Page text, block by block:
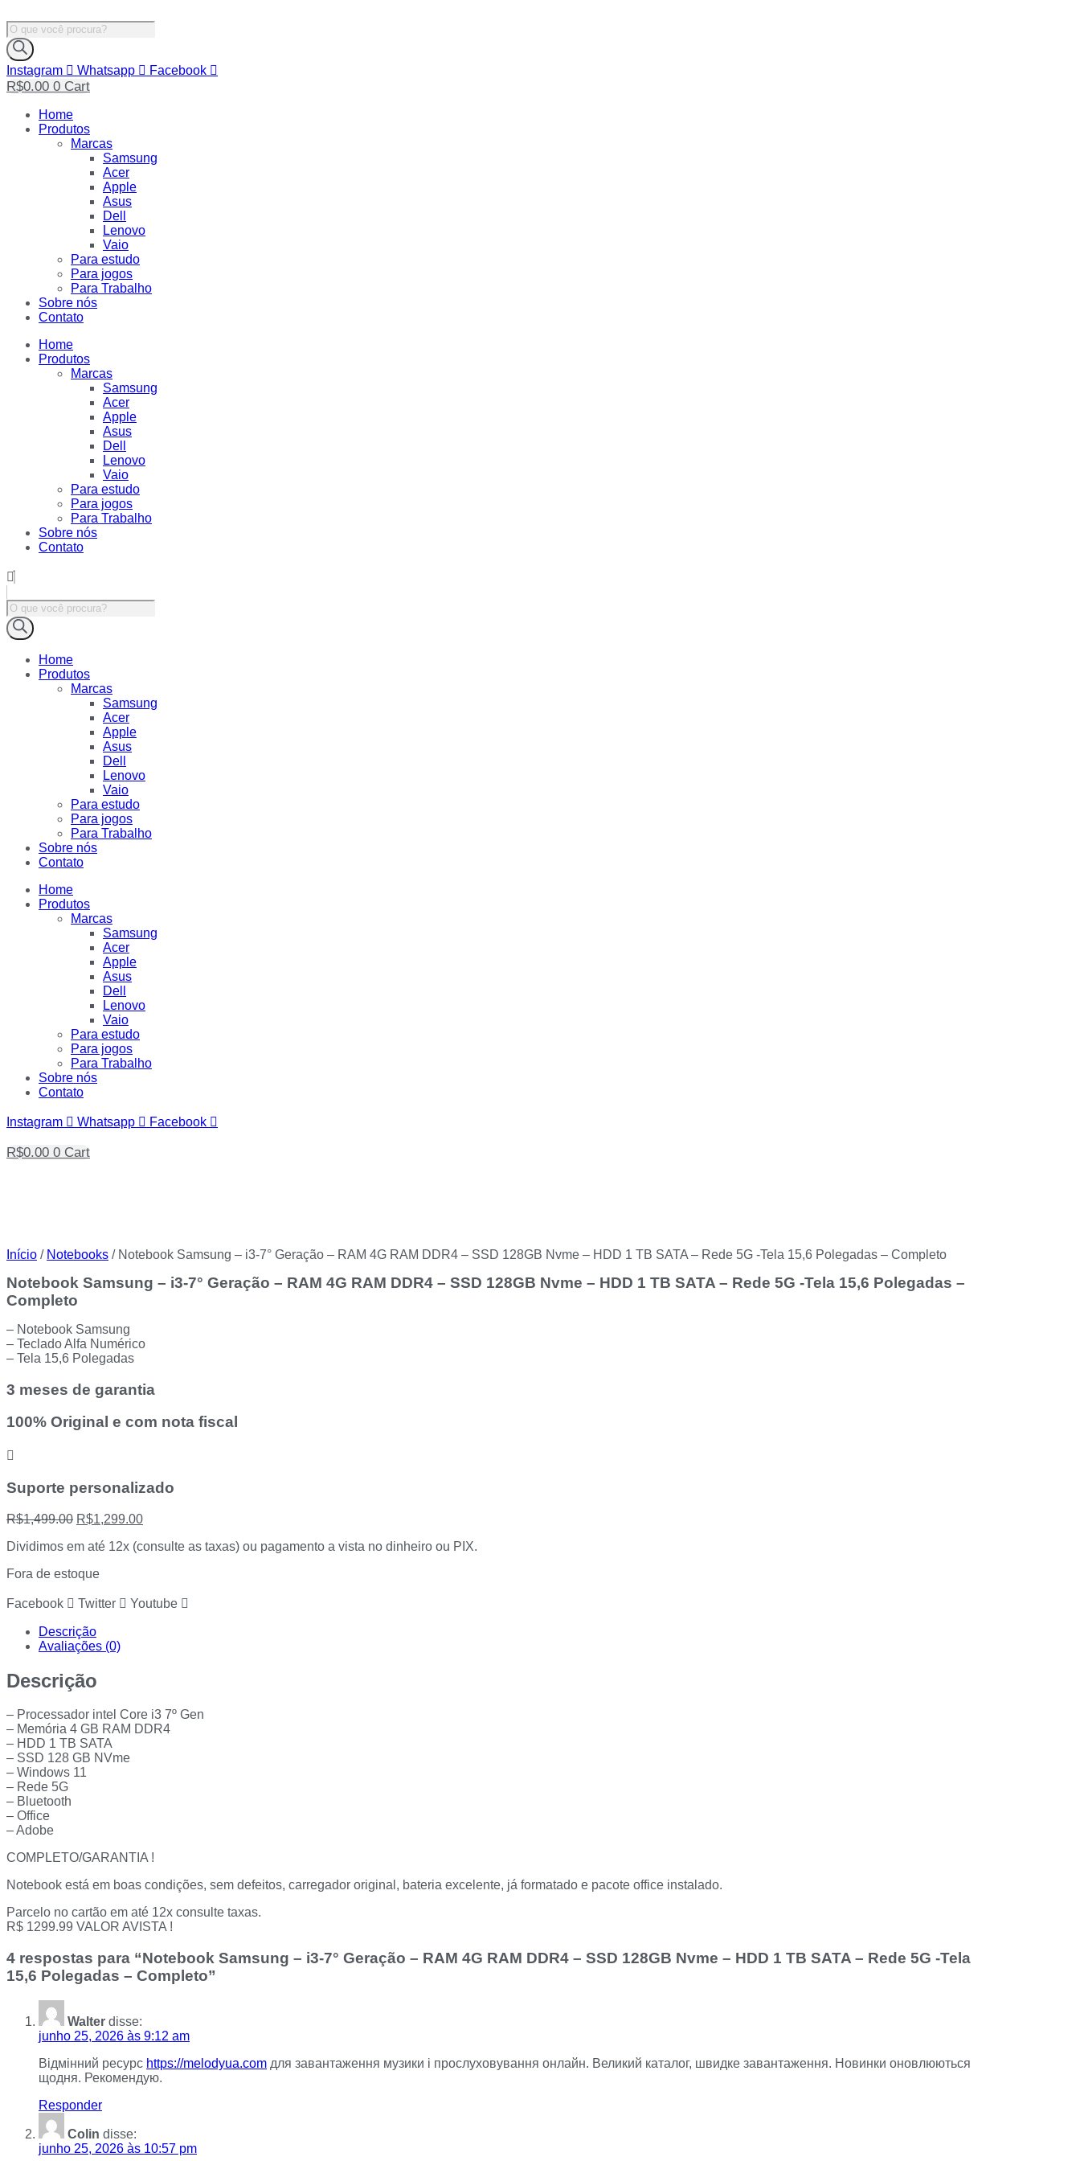
para
o
conteúdo
Pesquisar
produtos
Instagram Whatsapp Facebook
R$0.00 0 Cart
Home
Produtos
Marcas
Samsung
Acer
Apple
Asus
Dell
Lenovo
Vaio
Para estudo
Para jogos
Para Trabalho
Sobre nós
Contato
Home
Produtos
Marcas
Samsung
Acer
Apple
Asus
Dell
Lenovo
Vaio
Para estudo
Para jogos
Para Trabalho
Sobre nós
Contato
Pesquisar
produtos
Home
Produtos
Marcas
Samsung
Acer
Apple
Asus
Dell
Lenovo
Vaio
Para estudo
Para jogos
Para Trabalho
Sobre nós
Contato
Home
Produtos
Marcas
Samsung
Acer
Apple
Asus
Dell
Lenovo
Vaio
Para estudo
Para jogos
Para Trabalho
Sobre nós
Contato
Instagram Whatsapp Facebook
R$0.00 0 Cart
Início / Notebooks / Notebook Samsung – i3-7° Geração – RAM 4G RAM DDR4 – SSD 128GB Nvme – HDD 1 TB SATA – Rede 5G -Tela 15,6 Polegadas – Completo
Notebook Samsung – i3-7° Geração – RAM 4G RAM DDR4 – SSD 128GB Nvme – HDD 1 TB SATA – Rede 5G -Tela 15,6 Polegadas –
Completo
– Notebook Samsung
– Teclado Alfa Numérico
– Tela 15,6 Polegadas
3 meses de garantia
100% Original e com nota fiscal
Suporte personalizado
R$1,499.00 O
original
R$1,499.00.
R$1,299.00O
atual
Dividimos em até 12x (consulte as taxas) ou pagamento a vista no dinheiro ou PIX.
Fora de estoque
Facebook Twitter Youtube
Descrição
Avaliações (0)
Descrição
– Processador intel Core i3 7º Gen
– Memória 4 GB RAM DDR4
– ⁠HDD 1 TB SATA
– SSD 128 GB NVme
– Windows 11
– Rede 5G
– Bluetooth
– Office
– Adobe
COMPLETO/GARANTIA !
Notebook está em boas condições, sem defeitos, carregador original, bateria excelente, já formatado e pacote office instalado.
Parcelo no cartão em até 12x consulte taxas.
R$ 1299.99 VALOR AVISTA !
4 respostas para “Notebook Samsung – i3-7° Geração – RAM 4G RAM DDR4 – SSD 128GB Nvme – HDD 1 TB SATA – Rede 5G -Tela
15,6 Polegadas – Completo”
Walter disse:
junho 25, 2026 às 9:12 am
Відмінний ресурс https://melodyua.com для завантаження музики і прослуховування онлайн. Великий каталог, швидке завантаження. Новинки оновлюються
щодня. Рекомендую.
Responder
Colin disse:
junho 25, 2026 às 10:57 pm